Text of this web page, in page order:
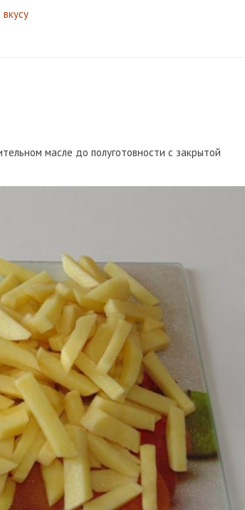
вкусу
масле до полуготовности с закрытой